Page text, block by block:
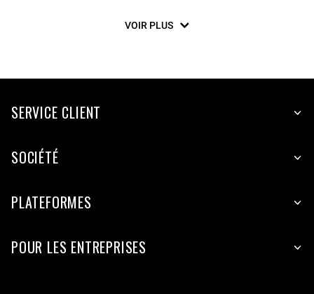
VOIR PLUS
SERVICE CLIENT
SOCIÉTÉ
PLATEFORMES
POUR LES ENTREPRISES